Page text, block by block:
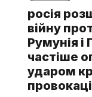
росія
війну
Румунія
частіше
ударом